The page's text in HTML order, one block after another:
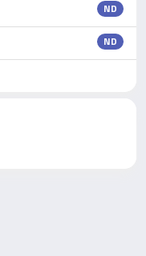
ND
ND